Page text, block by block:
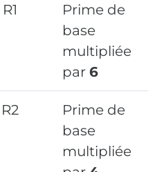
R1
Prime de
base
multipliée
par 6
R2
Prime de
base
multipliée